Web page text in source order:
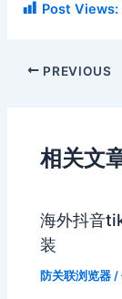
Post Views:
PREVIOUS
相关文
海外抖音
装
防关联浏览器 /